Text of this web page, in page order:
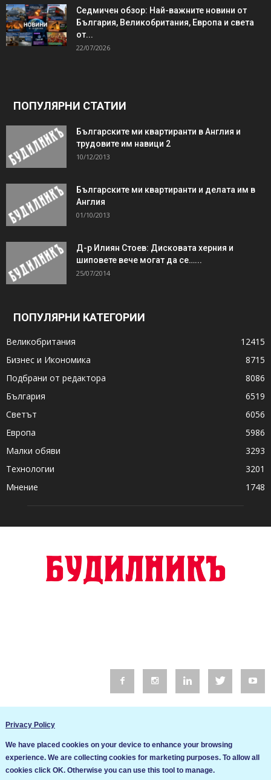
Седмичен обзор: Най-важните новини от
България, Великобритания, Европа и света
от...
22/07/2026
ПОПУЛЯРНИ СТАТИИ
Българските ми квартиранти в Англия и
трудовите им навици 2
10/12/2013
Българските ми квартиранти и делата им в
Англия
01/10/2013
Д-р Илиян Стоев: Дисковата херния и
шиповете вече могат да се…...
25/07/2014
ПОПУЛЯРНИ КАТЕГОРИИ
Великобритания
12415
Бизнес и Икономика
8715
Подбрани от редактора
8086
България
6519
Светът
6056
Европа
5986
Малки обяви
3293
Технологии
3201
Мнение
1748
Общи условия
Privacy Policy
We have placed cookies on your device to enhance your browsing
experience. We are collecting cookies for marketing purposes. To allow all
cookies click OK. Otherwise you can use this tool to manage.
Ние използваме бисквитки за да подобрим услугите си. Ако
продължите да посещавате този сайт, ние приемаме, че се